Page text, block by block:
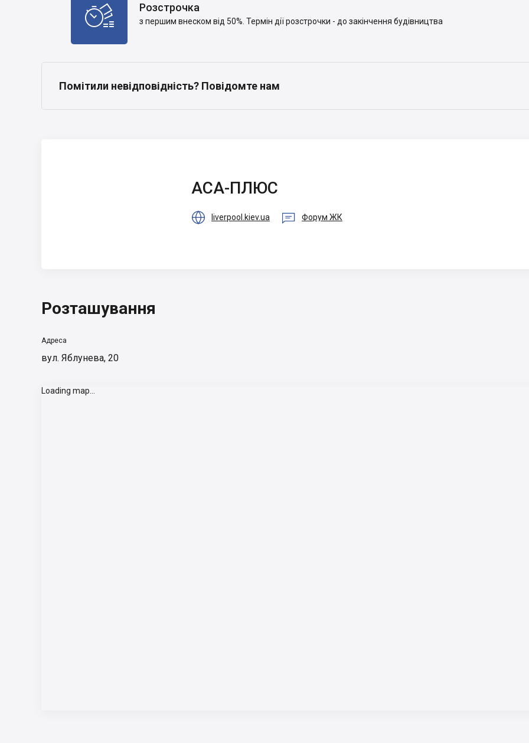
 Розстрочка
з першим внеском від 50%. Термін дії розстрочки - до закінчення будівництва
Помітили невідповідність? Повідомте нам
АСА-ПЛЮС
 liverpool.kiev.ua  Форум ЖК
Розташування
Адреса
вул. Яблунева, 20
Loading map...